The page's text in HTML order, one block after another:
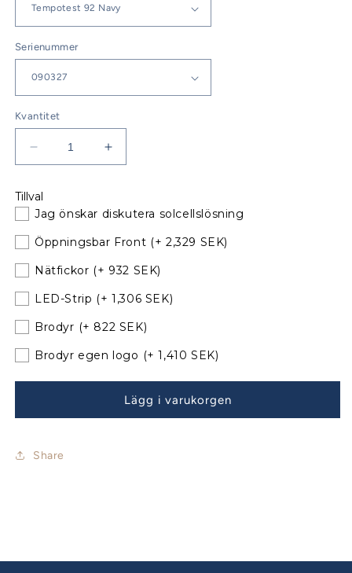
Serienummer
Kvantitet
Minska
kvantitet
Beneteau
Oceanis
37
Sprayhood
med
bågar
Öka
kvantitet
Oceanis
37
Sprayhood
med
bågar
Tillval
Jag önskar diskutera solcellslösning
Öppningsbar Front (+ 2,329 SEK)
Nätfickor (+ 932 SEK)
LED-Strip (+ 1,306 SEK)
Brodyr (+ 822 SEK)
Brodyr egen logo (+ 1,410 SEK)
Lägg i varukorgen
Share